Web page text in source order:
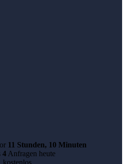
11 Stunden, 10 Minuten
4Anfragen heute
kostenlos